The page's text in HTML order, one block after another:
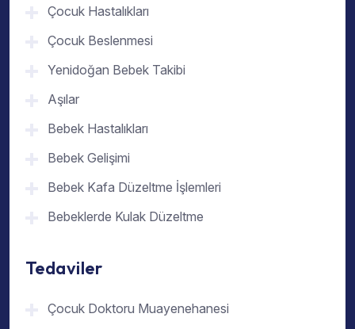
Çocuk Hastalıkları
Çocuk Beslenmesi
Yenidoğan Bebek Takibi
Aşılar
Bebek Hastalıkları
Bebek Gelişimi
Bebek Kafa Düzeltme İşlemleri
Bebeklerde Kulak Düzeltme
Tedaviler
Çocuk Doktoru Muayenehanesi